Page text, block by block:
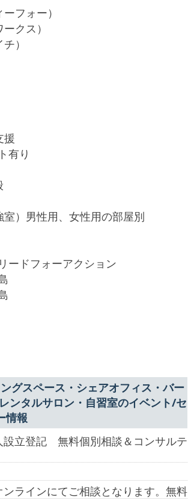
フォー）
クス）
）
援
有り
）男性用、女性用の部屋別
ドフォーアクション
グスペース・シェアオフィス・バー
ンタルサロン・自習室のイベント/セ
情報
立登記　無料個別相談＆コンサルテ
ラインにてご相談となります。無料